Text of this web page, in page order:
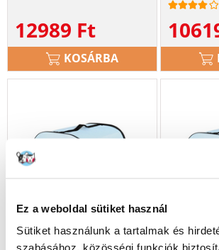
Ez a weboldal sütiket használ
Sütiket használunk a tartalmak és
szabásához, közösségi funkciók
12989 Ft
KOSÁRBA